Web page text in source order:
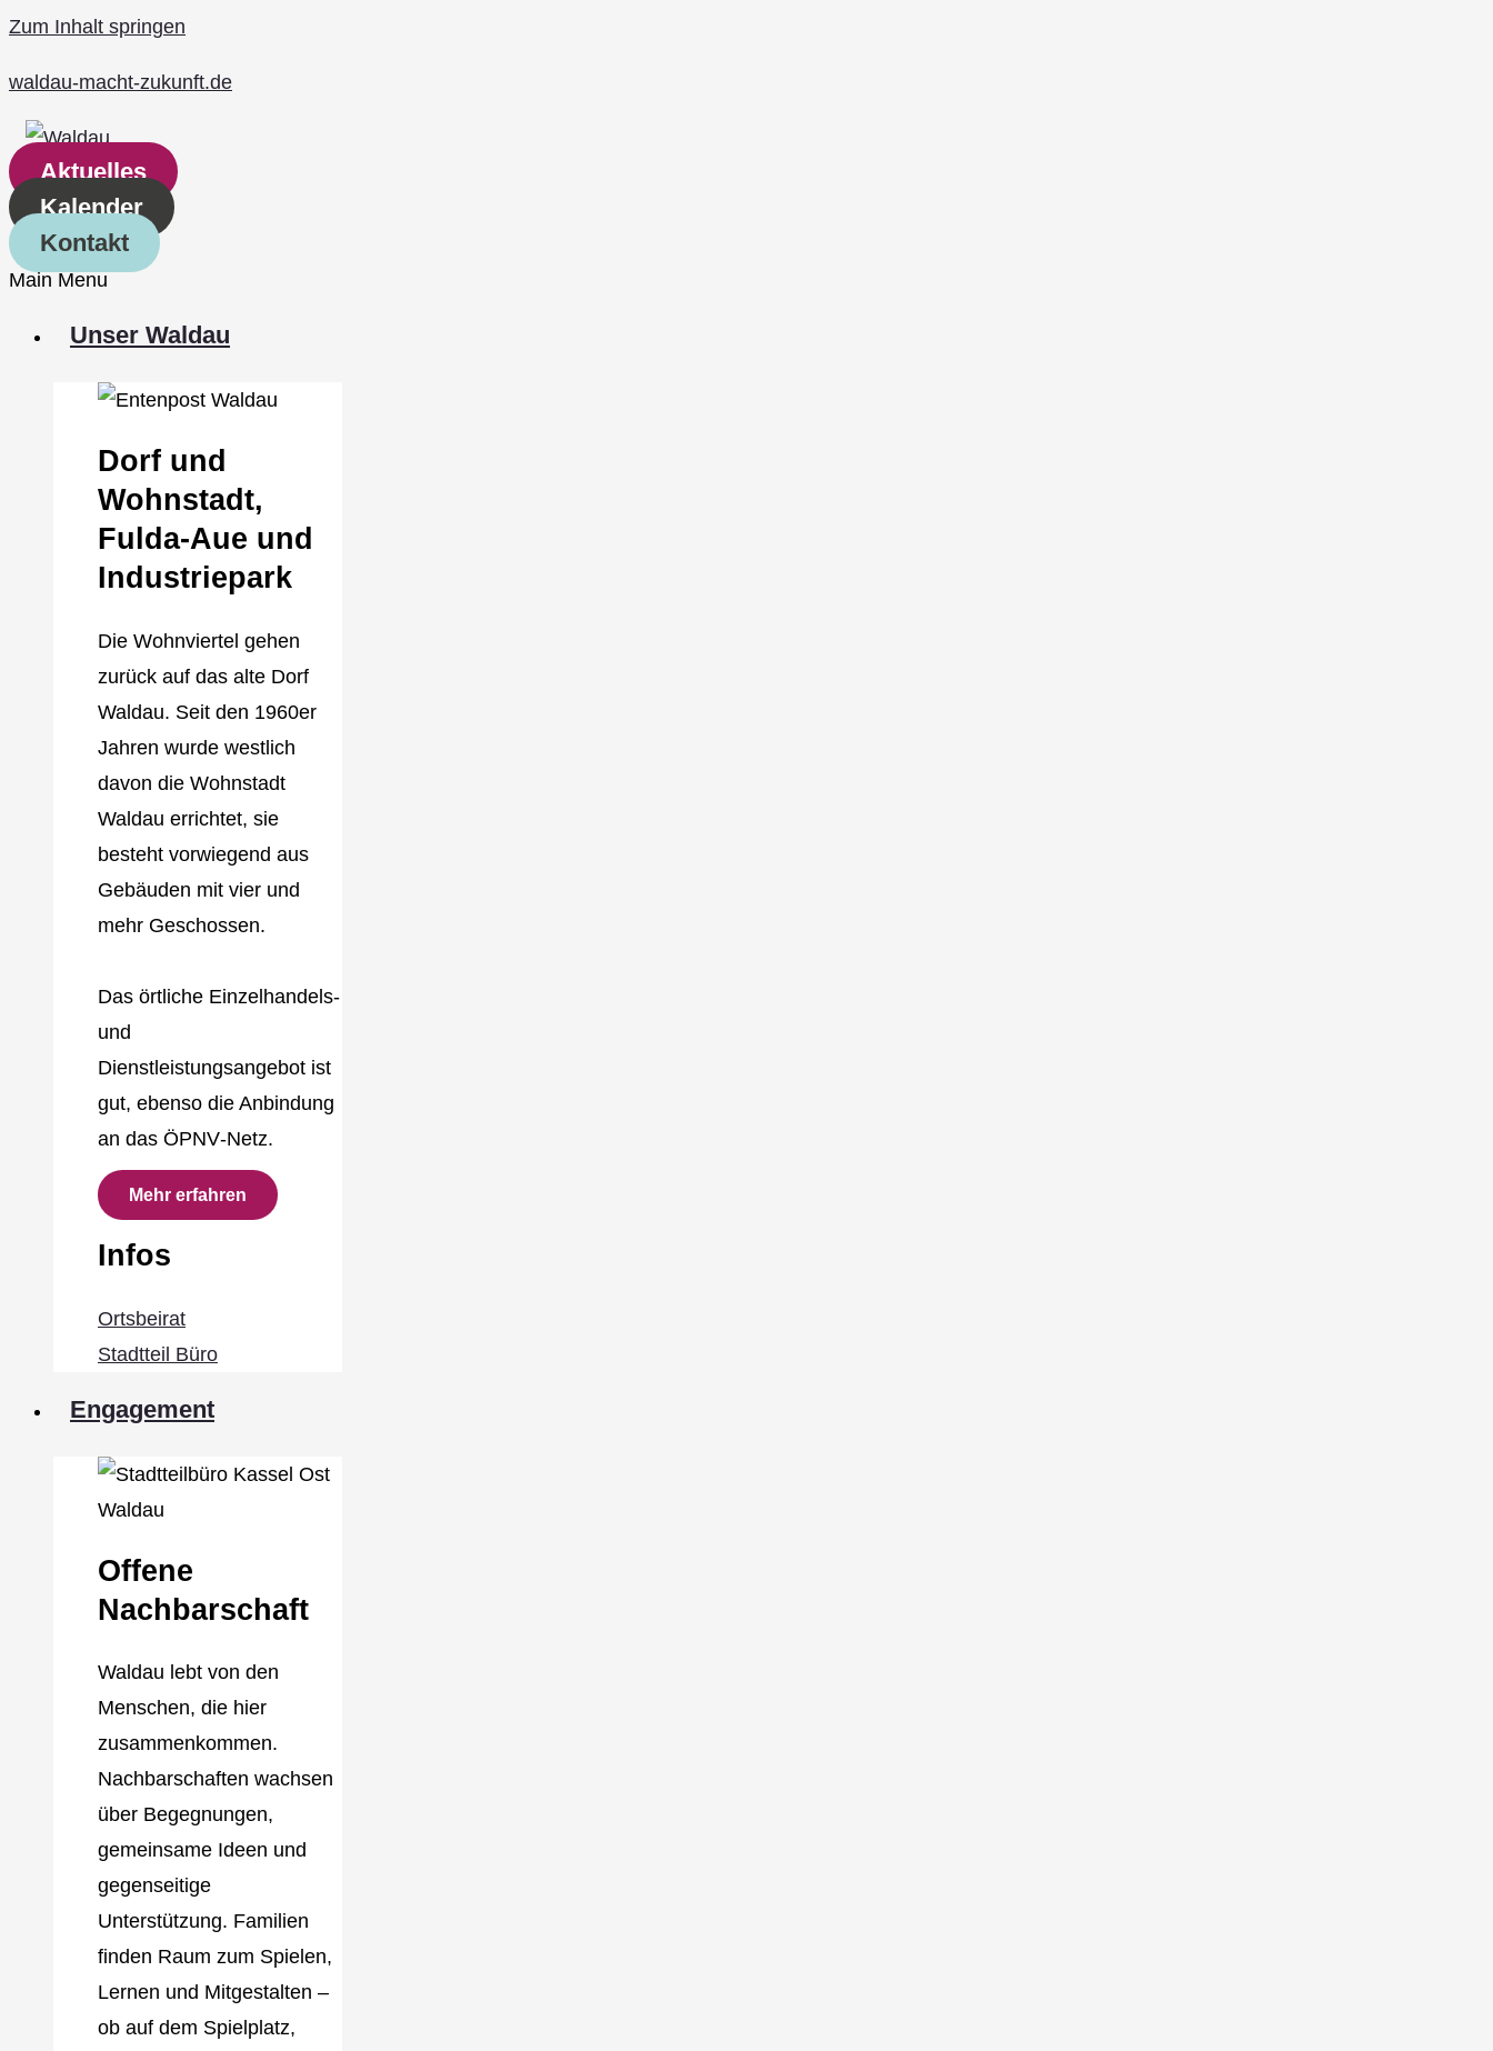
Zum Inhalt springen
waldau-macht-zukunft.de
Aktuelles
Kalender
Kontakt
Main Menu
Unser Waldau
Dorf und
Wohnstadt,
Fulda‐Aue und
Industriepark
Die Wohnviertel gehen
zurück auf das alte Dorf
Waldau. Seit den 1960er
Jahren wurde westlich
davon die Wohnstadt
Waldau errichtet, sie
besteht vorwiegend aus
Gebäuden mit vier und
mehr Geschossen.
Das örtliche Einzelhandels‐
und
Dienstleistungsangebot ist
gut, ebenso die Anbindung
an das ÖPNV‐Netz.
Mehr erfahren
Infos
Ortsbeirat
Stadtteil Büro
Engagement
Offene
Nachbarschaft
Waldau lebt von den
Menschen, die hier
zusammenkommen.
Nachbarschaften wachsen
über Begegnungen,
gemeinsame Ideen und
gegenseitige
Unterstützung. Familien
finden Raum zum Spielen,
Lernen und Mitgestalten –
ob auf dem Spielplatz,